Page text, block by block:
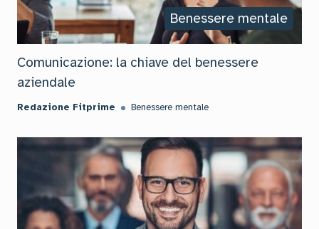
Benessere mentale
Comunicazione: la chiave del benessere
aziendale
Redazione Fitprime Benessere mentale